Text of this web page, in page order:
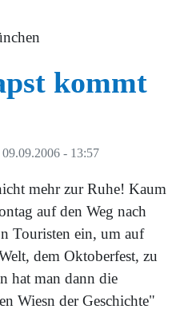
kommt
09.09.2006 - 13:57
mehr zur Ruhe! Kaum
auf den Weg nach
Touristen ein, um auf
dem Oktoberfest, zu
hat man dann die
Wiesn der Geschichte"